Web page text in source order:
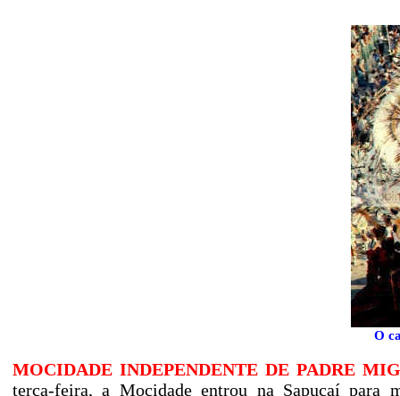
O
MOCIDADE INDEPENDENTE DE PADRE
terça-feira, a Mocidade entrou na Sapucaí para